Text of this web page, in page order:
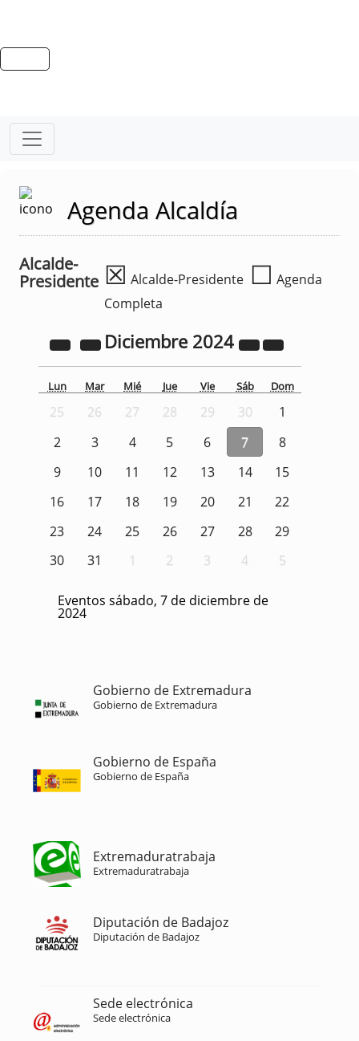
Agenda Alcaldía
Alcalde-
Presidente ☒ Alcalde-Presidente ☐ Agenda
Completa
Diciembre 2024
Lun Mar Mié Jue Vie Sáb Dom
25 26 27 28 29 30
1
2
3 4 5 6 7
8
9
10 11 12 13 14
15
16
17 18 19 20 21
22
23
24 25 26 27 28
29
30
31 1 2 3 4 5
Eventos sábado, 7 de diciembre de
2024
Gobierno de Extremadura
Gobierno de Extremadura
Gobierno de España
Gobierno de España
Extremaduratrabaja
Extremaduratrabaja
Diputación de Badajoz
Diputación de Badajoz
Sede electrónica
Sede electrónica